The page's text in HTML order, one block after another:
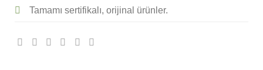
Tamamı sertifikalı, orijinal ürünler.